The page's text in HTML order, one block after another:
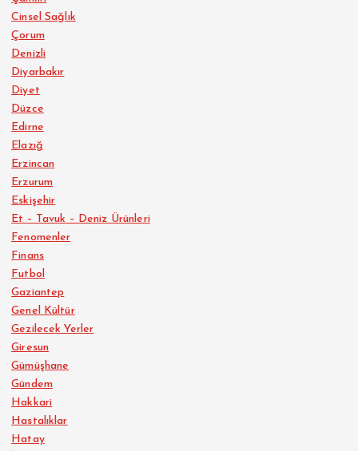
Cinsel Sağlık
Çorum
Denizli
Diyarbakır
Diyet
Düzce
Edirne
Elazığ
Erzincan
Erzurum
Eskişehir
Et – Tavuk – Deniz Ürünleri
Fenomenler
Finans
Futbol
Gaziantep
Genel Kültür
Gezilecek Yerler
Giresun
Gümüşhane
Gündem
Hakkari
Hastalıklar
Hatay